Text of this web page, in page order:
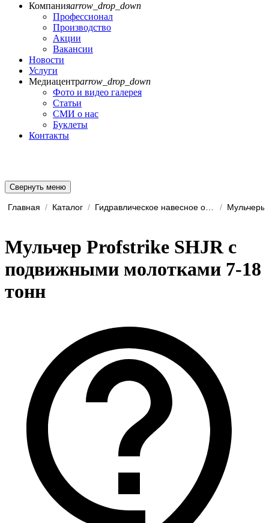
Компанияarrow_drop_down
Профессионал
Производство
Акции
Вакансии
Новости
Услуги
Медиацентрarrow_drop_down
Фото и видео галерея
Статьи
СМИ о нас
Буклеты
Контакты
Свернуть меню
Главная / Каталог / / Мульчеры
Мульчер Profstrike SHJR с
подвижными молотками 7-18
тонн